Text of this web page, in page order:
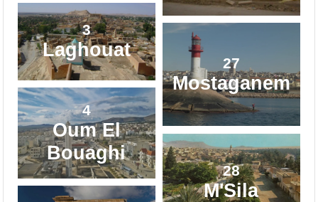
3
Laghouat
4
Oum El
Bouaghi
27
Mostaganem
28
M'Sila